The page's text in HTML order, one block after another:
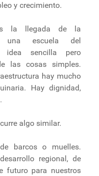
y crecimiento.
la llegada de la
una escuela del
idea sencilla pero
las cosas simples.
hay mucho
Hay dignidad,
algo similar.
barcos o muelles.
regional, de
futuro para nuestros